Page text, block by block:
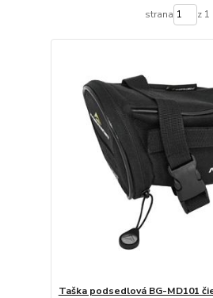
strana z 1
Taška podsedlová BG-MD101